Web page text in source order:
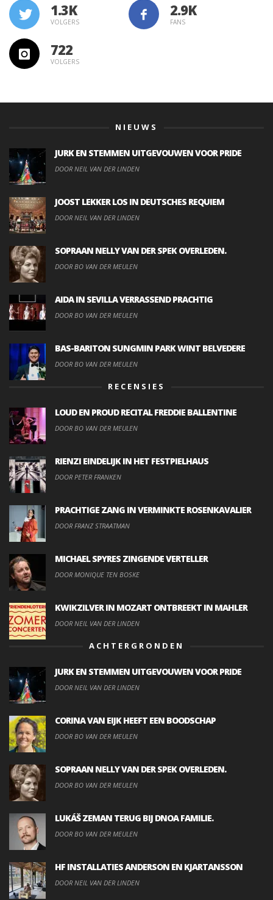
1.3K
VOLGERS FANS
722
VOLGERS
NIEUWS
JURK EN STEMMEN UITGEVOUWEN VOOR PRIDE
DOOR NEIL VAN DER LINDEN
JOOST LEKKER LOS IN DEUTSCHES REQUIEM
DOOR NEIL VAN DER LINDEN
SOPRAAN NELLY VAN DER SPEK OVERLEDEN.
DOOR BO VAN DER MEULEN
AIDA IN SEVILLA VERRASSEND PRACHTIG
DOOR BO VAN DER MEULEN
BAS-BARITON SUNGMIN PARK WINT BELVEDERE
DOOR BO VAN DER MEULEN
RECENSIES
LOUD EN PROUD RECITAL FREDDIE BALLENTINE
DOOR BO VAN DER MEULEN
RIENZI EINDELIJK IN HET FESTPIELHAUS
DOOR PETER FRANKEN
PRACHTIGE ZANG IN VERMINKTE ROSENKAVALIER
DOOR FRANZ STRAATMAN
MICHAEL SPYRES ZINGENDE VERTELLER
DOOR MONIQUE TEN BOSKE
KWIKZILVER IN MOZART ONTBREEKT IN MAHLER
DOOR NEIL VAN DER LINDEN
ACHTERGRONDEN
JURK EN STEMMEN UITGEVOUWEN VOOR PRIDE
DOOR NEIL VAN DER LINDEN
CORINA VAN EIJK HEEFT EEN BOODSCHAP
DOOR BO VAN DER MEULEN
SOPRAAN NELLY VAN DER SPEK OVERLEDEN.
DOOR BO VAN DER MEULEN
LUKÁŠ ZEMAN TERUG BIJ DNOA FAMILIE.
DOOR BO VAN DER MEULEN
HF INSTALLATIES ANDERSON EN KJARTANSSON
DOOR NEIL VAN DER LINDEN